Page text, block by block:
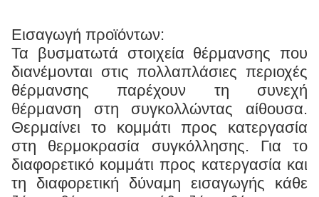
Εισαγωγή προϊόντων:
Τα βυσματωτά στοιχεία θέρμανσης που
διανέμονται στις πολλαπλάσιες περιοχές
θέρμανσης παρέχουν τη συνεχή
θέρμανση στη συγκολλώντας αίθουσα.
Θερμαίνει το κομμάτι προς κατεργασία
στη θερμοκρασία συγκόλλησης. Για το
διαφορετικό κομμάτι προς κατεργασία και
τη διαφορετική δύναμη εισαγωγής κάθε